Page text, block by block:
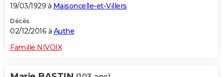
19/03/1929 à Maisoncelle-et-Villers
Décès
02/12/2016 à Authe
Famille NIVOIX